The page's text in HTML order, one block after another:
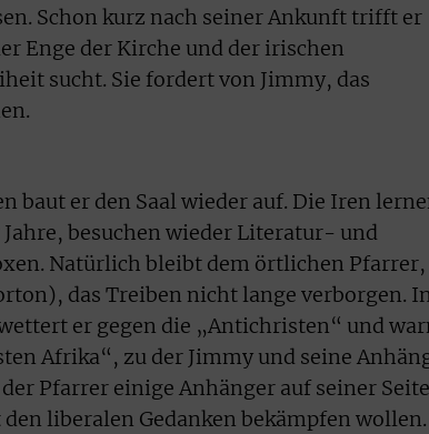
Schon kurz nach seiner Ankunft trifft er
Enge der Kirche und der irischen
sucht. Sie fordert von Jimmy, das
baut er den Saal wieder auf. Die Iren
besuchen wieder Literatur- und
Natürlich bleibt dem örtlichen Pfarrer,
das Treiben nicht lange verborgen.
er gegen die „Antichristen“ und
Afrika“, zu der Jimmy und seine
Pfarrer einige Anhänger auf seiner
liberalen Gedanken bekämpfen wollen.